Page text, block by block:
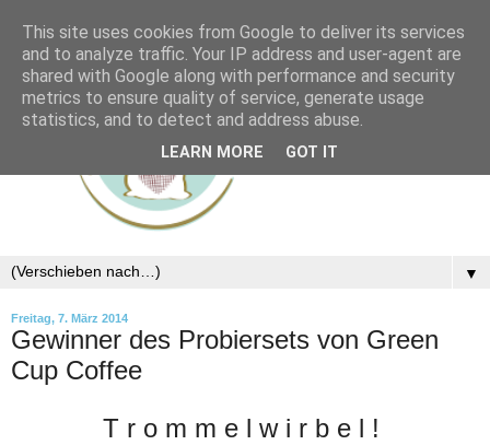
▼
Freitag, 7. März 2014
Gewinner des Probiersets von Green
Cup Coffee
T r o m m e l w i r b e l !
This site uses cookies from Google to deliver its services
and to analyze traffic. Your IP address and user-agent are
shared with Google along with performance and security
metrics to ensure quality of service, generate usage
statistics, and to detect and address abuse.
LEARN MORE GOT IT